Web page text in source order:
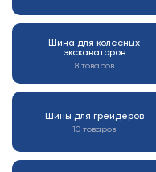
Шина для колесных
экскаваторов
8 товаров
Шины для грейдеров
10 товаров